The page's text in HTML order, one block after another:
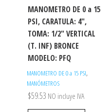
MANOMETRO DE 0 a 15
PSI, CARATULA: 4″,
TOMA: 1/2″ VERTICAL
(T. INF) BRONCE
MODELO: PFQ
MANOMETRO DE 0 a 15 PSI,
MANÓMETROS
$59.53 NO incluye IVA